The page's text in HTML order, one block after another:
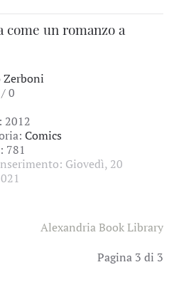
come un romanzo a
Zerboni
/0
2012
Comics
781
Giovedì, 20
Alexandria Book Library
Pagina 3 di 3